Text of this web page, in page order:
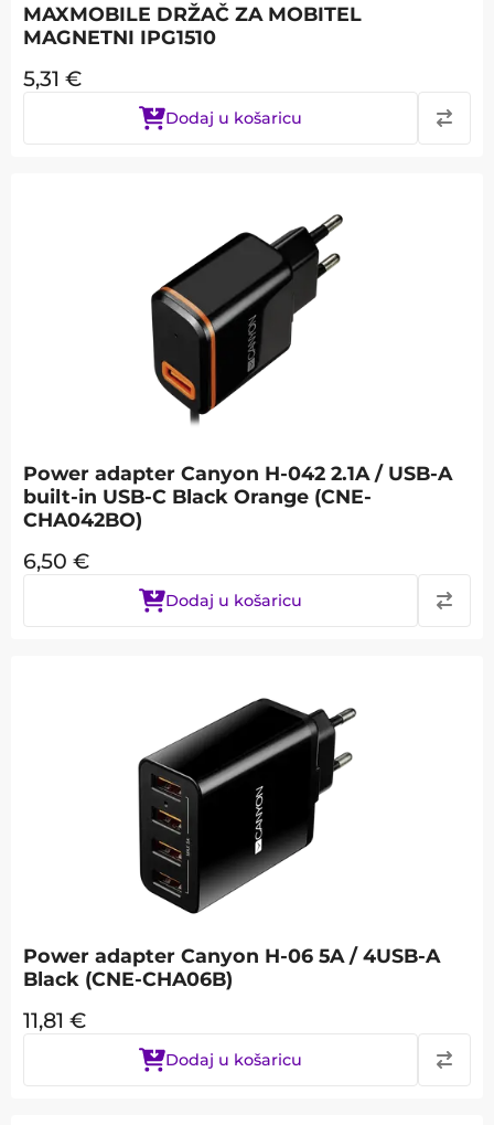
MAXMOBILE DRŽAČ ZA MOBITEL
MAGNETNI IPG1510
5,31 €
Dodaj u košaricu
Power adapter Canyon H-042 2.1A / USB-A
built-in USB-C Black Orange (CNE-
CHA042BO)
6,50 €
Dodaj u košaricu
Power adapter Canyon H-06 5A / 4USB-A
Black (CNE-CHA06B)
11,81 €
Dodaj u košaricu